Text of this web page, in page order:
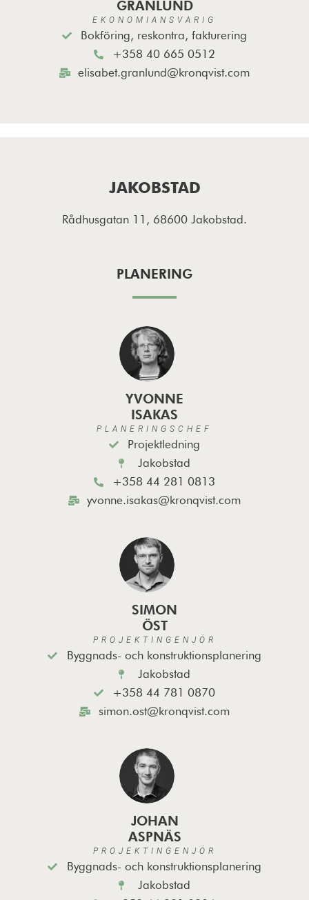
GRANLUND
EKONOMIANSVARIG
Bokföring, reskontra, fakturering
+358 40 665 0512
elisabet.granlund@kronqvist.com
JAKOBSTAD
Rådhusgatan 11, 68600 Jakobstad.
PLANERING
YVONNE
ISAKAS
PLANERINGSCHEF
Projektledning
Jakobstad
+358 44 281 0813
yvonne.isakas@kronqvist.com
SIMON
ÖST
PROJEKTINGENJÖR
Byggnads- och konstruktionsplanering
Jakobstad
+358 44 781 0870
simon.ost@kronqvist.com
JOHAN
ASPNÄS
PROJEKTINGENJÖR
Byggnads- och konstruktionsplanering
Jakobstad